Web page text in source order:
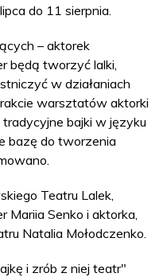
do 11 sierpnia.
– aktorek
będą tworzyć lalki,
w działaniach
warsztatów aktorki
bajki w języku
bazę do tworzenia
Teatru Lalek,
Mariia Senko i aktorka,
Natalia Mołodczenko.
i zrób z niej teatr"